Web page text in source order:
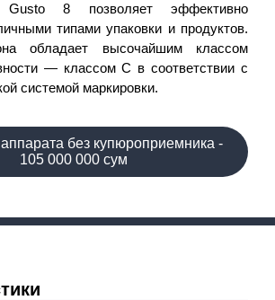
Gusto 8 позволяет эффективно
типами упаковки и продуктов.
обладает высочайшим классом
— классом C в соответствии с
системой маркировки.
без купюроприемника -
105 000 000 сум